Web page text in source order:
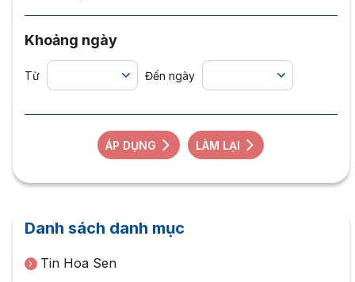
Khoảng ngày
Từ Đến ngày
ÁP DỤNG LÀM LẠI
Danh sách danh mục
Tin Hoa Sen